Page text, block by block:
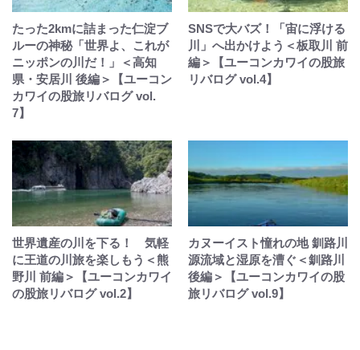
たった2kmに詰まった仁淀ブ
ルーの神秘「世界よ、これが
ニッポンの川だ！」＜高知
県・安居川 後編＞【ユーコン
カワイの股旅リバログ vol.
7】
SNSで大バズ！「宙に浮ける
川」へ出かけよう＜板取川 前
編＞【ユーコンカワイの股旅
リバログ vol.4】
世界遺産の川を下る！ 気軽
に王道の川旅を楽しもう＜熊
野川 前編＞【ユーコンカワイ
の股旅リバログ vol.2】
カヌーイスト憧れの地 釧路川
源流域と湿原を漕ぐ＜釧路川
後編＞【ユーコンカワイの股
旅リバログ vol.9】